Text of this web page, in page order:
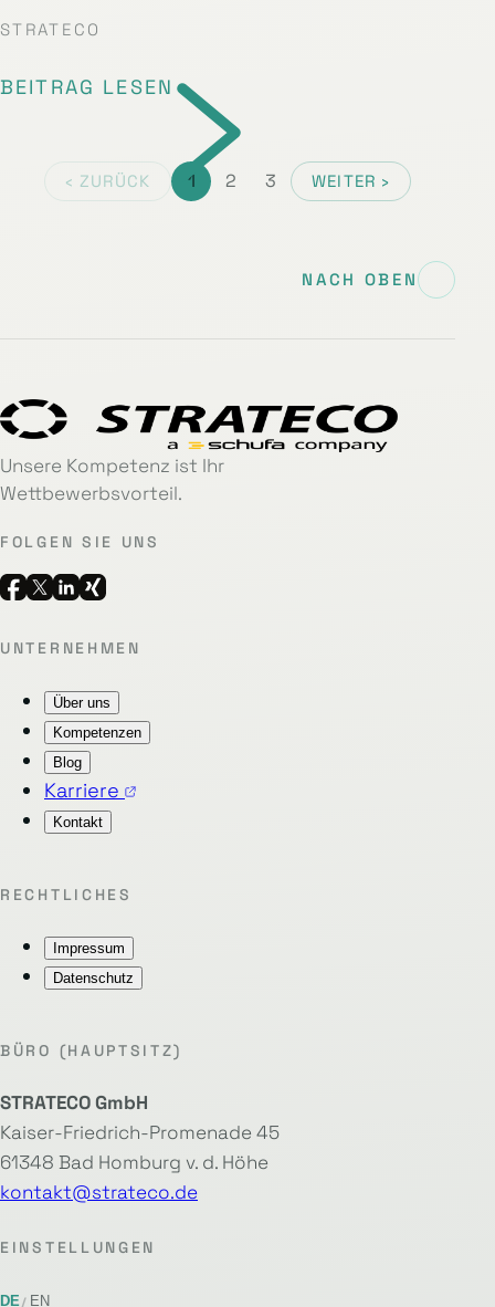
STRATECO
BEITRAG LESEN
‹ ZURÜCK 1 2 3 WEITER ›
NACH OBEN
Unsere Kompetenz ist Ihr
Wettbewerbsvorteil.
FOLGEN SIE UNS
UNTERNEHMEN
Über uns
Kompetenzen
Blog
Karriere
Kontakt
RECHTLICHES
Impressum
Datenschutz
BÜRO (HAUPTSITZ)
STRATECO GmbH
Kaiser-Friedrich-Promenade 45
61348 Bad Homburg v. d. Höhe
kontakt@strateco.de
EINSTELLUNGEN
DE EN